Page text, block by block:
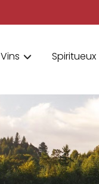
Vins Spiritueux